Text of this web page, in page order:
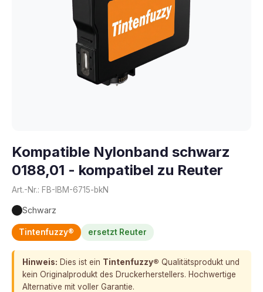
Kompatible Nylonband schwarz
0188,01 - kompatibel zu Reuter
Art.-Nr.: FB-IBM-6715-bkN
Schwarz
Tintenfuzzy® ersetzt Reuter
Hinweis: Dies ist ein Tintenfuzzy® Qualitätsprodukt und
kein Originalprodukt des Druckerherstellers. Hochwertige
Alternative mit voller Garantie.